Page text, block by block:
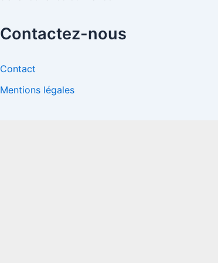
Contactez-nous
Contact
Mentions légales